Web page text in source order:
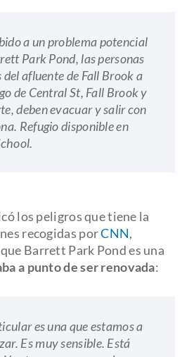
a un problema potencial
Park Pond, las personas
del afluente de Fall Brook a
de Central St, Fall Brook y
deben evacuar y salir con
Refugio disponible en
los peligros que tiene la
recogidas porCNN,
Barrett Park Pond es una
a punto de ser renovada:
es una que estamos a
Es muy sensible. Está